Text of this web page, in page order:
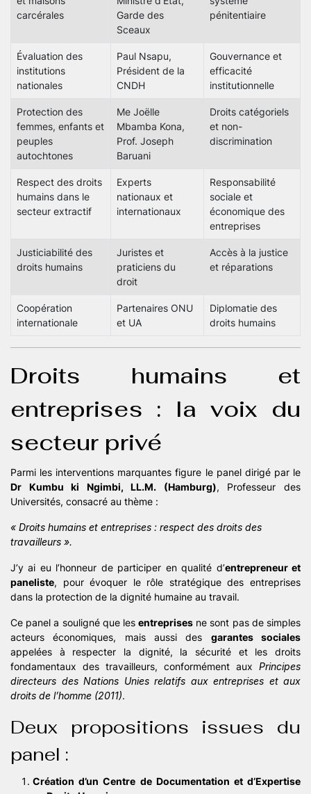
carcérales
Garde des
Sceaux
pénitentiaire
Évaluation des
institutions
nationales
Paul Nsapu,
Président de la
CNDH
Gouvernance et
efficacité
institutionnelle
Protection des
femmes, enfants et
peuples
autochtones
Me Joëlle
Mbamba Kona,
Prof. Joseph
Baruani
Droits catégoriels
et non-
discrimination
Respect des droits
humains dans le
secteur extractif
Experts
nationaux et
internationaux
Responsabilité
sociale et
économique des
entreprises
Justiciabilité des
droits humains
Juristes et
praticiens du
droit
Accès à la justice
et réparations
Coopération
internationale
Partenaires ONU
et UA
Diplomatie des
droits humains
Droits humains et
entreprises : la voix du
secteur privé
Parmi les interventions marquantes figure le panel dirigé par le
Dr Kumbu ki Ngimbi, LL.M. (Hamburg), Professeur des
Universités, consacré au thème :
« Droits humains et entreprises : respect des droits des
travailleurs ».
J’y ai eu l’honneur de participer en qualité d’entrepreneur et
paneliste, pour évoquer le rôle stratégique des entreprises
dans la protection de la dignité humaine au travail.
Ce panel a souligné que lesentreprises ne sont pas de simples
acteurs économiques, mais aussi des garantes sociales
appelées à respecter la dignité, la sécurité et les droits
fondamentaux des travailleurs, conformément aux Principes
directeurs des Nations Unies relatifs aux entreprises et aux
droits de l’homme (2011).
Deux propositions issues du
panel :
Création d’un Centre de Documentation et d’Expertise